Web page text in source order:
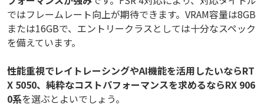
ではフレームレート向上が期待できます。VRAM容量は8GB
または16GBで、エントリークラスとしては十分なスペック
を備えています。
性能重視でレイトレーシングやAI機能を活用したいならRT
X 5050、純粋なコストパフォーマンスを求めるならRX 906
0系を選ぶとよいでしょう。